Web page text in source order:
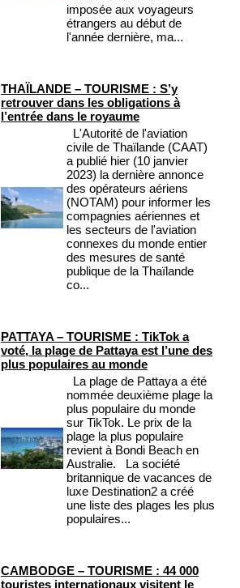
imposée aux voyageurs
étrangers au début de
l'année dernière, ma...
THAÏLANDE – TOURISME : S’y
retrouver dans les obligations à
l’entrée dans le royaume
L'Autorité de l'aviation
civile de Thaïlande (CAAT)
a publié hier (10 janvier
2023) la dernière annonce
des opérateurs aériens
(NOTAM) pour informer les
compagnies aériennes et
les secteurs de l'aviation
connexes du monde entier
des mesures de santé
publique de la Thaïlande
co...
PATTAYA – TOURISME : TikTok a
voté, la plage de Pattaya est l’une des
plus populaires au monde
La plage de Pattaya a été
nommée deuxième plage la
plus populaire du monde
sur TikTok. Le prix de la
plage la plus populaire
revient à Bondi Beach en
Australie. La société
britannique de vacances de
luxe Destination2 a créé
une liste des plages les plus
populaires...
CAMBODGE – TOURISME : 44 000
touristes internationaux visitent le